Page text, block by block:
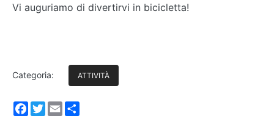
Vi auguriamo di divertirvi in bicicletta!
Categoria: ATTIVITÀ
Facebook
TwitterEmail